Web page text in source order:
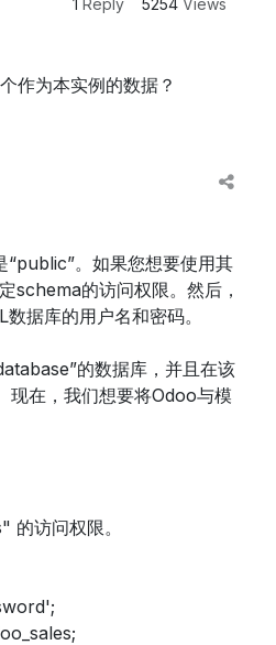
作为本实例的数据？
。如果您想要使用其
schema的访问权限。然后，
据库的用户名和密码。
的数据库，并且在该
现在，我们想要将Odoo与模
的访问权限。